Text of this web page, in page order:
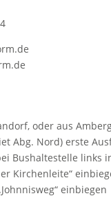
oder aus
Abg. Nord) erste
Bushaltestelle links
Kirchenleite“
einbiegen